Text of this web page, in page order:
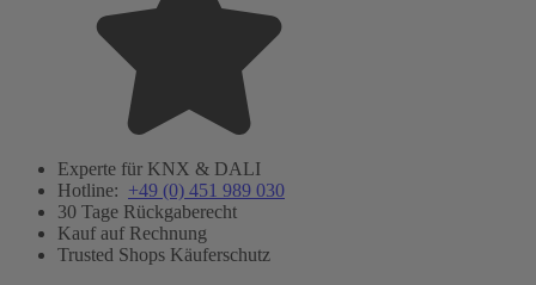
Experte für KNX & DALI
Hotline: +49 (0) 451 989 030
30 Tage Rückgaberecht
Kauf auf Rechnung
Trusted Shops Käuferschutz